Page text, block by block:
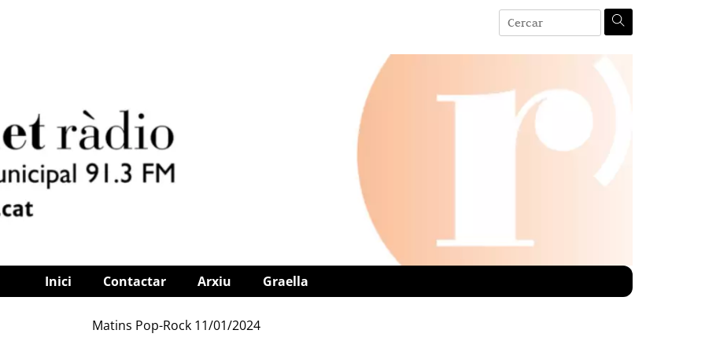
Inici Contactar Arxiu Graella
Matins Pop-Rock 11/01/2024